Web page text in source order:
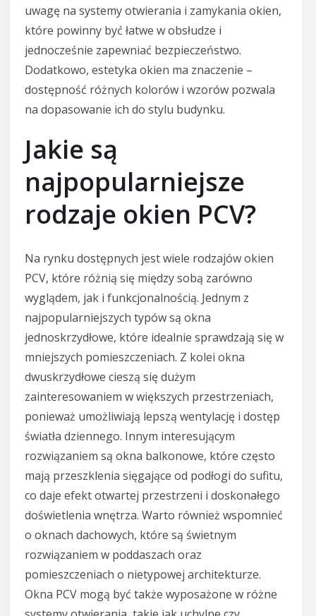
uwagę na systemy otwierania i zamykania okien,
które powinny być łatwe w obsłudze i
jednocześnie zapewniać bezpieczeństwo.
Dodatkowo, estetyka okien ma znaczenie –
dostępność różnych kolorów i wzorów pozwala
na dopasowanie ich do stylu budynku.
Jakie są
najpopularniejsze
rodzaje okien PCV?
Na rynku dostępnych jest wiele rodzajów okien
PCV, które różnią się między sobą zarówno
wyglądem, jak i funkcjonalnością. Jednym z
najpopularniejszych typów są okna
jednoskrzydłowe, które idealnie sprawdzają się w
mniejszych pomieszczeniach. Z kolei okna
dwuskrzydłowe cieszą się dużym
zainteresowaniem w większych przestrzeniach,
ponieważ umożliwiają lepszą wentylację i dostęp
światła dziennego. Innym interesującym
rozwiązaniem są okna balkonowe, które często
mają przeszklenia sięgające od podłogi do sufitu,
co daje efekt otwartej przestrzeni i doskonałego
doświetlenia wnętrza. Warto również wspomnieć
o oknach dachowych, które są świetnym
rozwiązaniem w poddaszach oraz
pomieszczeniach o nietypowej architekturze.
Okna PCV mogą być także wyposażone w różne